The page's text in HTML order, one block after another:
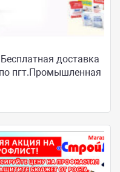
Бесплатная доставка
по пгт.Промышленная